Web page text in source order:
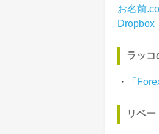
お名前
Dropbox
ラッコ
・ 「
リベ